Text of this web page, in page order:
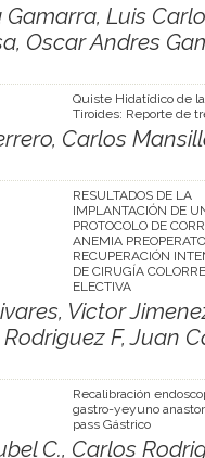
Luis
Oscar Andres
Quiste Hidatídico de
Tiroides: Reporte de
Carlos
RESULTADOS DE LA
IMPLANTACIÓN DE
PROTOCOLO DE
ANEMIA
RECUPERACIÓN
DE CIRUGÍA
ELECTIVA
Victor
F, Juan
Recalibración
gastro-yeyuno
pass Gástrico
C., Carlos